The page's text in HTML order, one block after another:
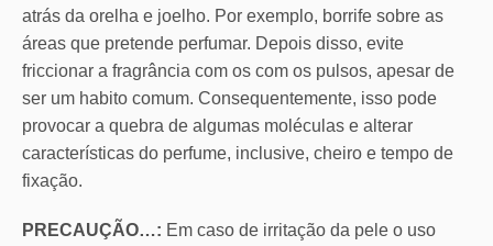
atrás da orelha e joelho. Por exemplo, borrife sobre as
áreas que pretende perfumar. Depois disso, evite
friccionar a fragrância com os com os pulsos, apesar de
ser um habito comum. Consequentemente, isso pode
provocar a quebra de algumas moléculas e alterar
características do perfume, inclusive, cheiro e tempo de
fixação.
PRECAUÇÃO…: Em caso de irritação da pele o uso